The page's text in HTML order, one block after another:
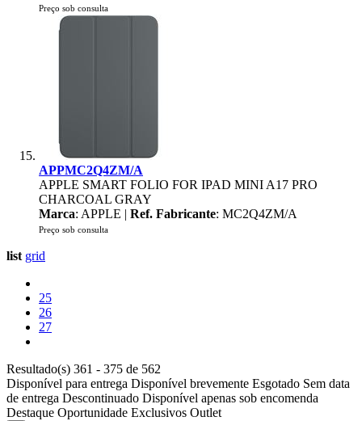
Preço sob consulta
APPMC2Q4ZM/A
APPLE SMART FOLIO FOR IPAD MINI A17 PRO
CHARCOAL GRAY
Marca: APPLE | Ref. Fabricante: MC2Q4ZM/A
Preço sob consulta
list grid
25
26
27
Resultado(s) 361 - 375 de 562
Disponível para entrega Disponível brevemente Esgotado Sem data
de entrega Descontinuado Disponível apenas sob encomenda
Destaque Oportunidade Exclusivos Outlet